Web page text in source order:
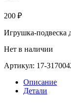
200 ₽
Игрушка-подвеска
Нет в наличии
Артикул: 17-
Описание
Детали